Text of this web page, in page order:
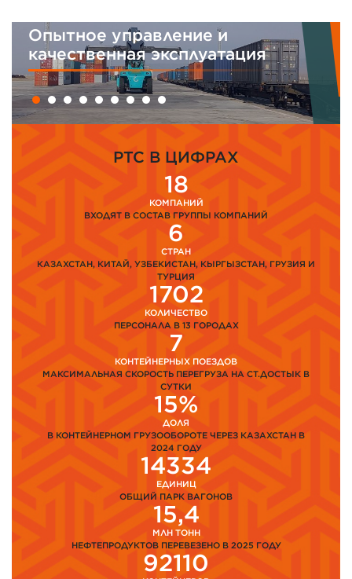
Опытное управление и
качественная эксплуатация
PTC В ЦИФРАХ
18
КОМПАНИЙ
ВХОДЯТ В СОСТАВ ГРУППЫ КОМПАНИЙ
6
СТРАН
КАЗАХСТАН, КИТАЙ, УЗБЕКИСТАН, КЫРГЫЗСТАН, ГРУЗИЯ И
ТУРЦИЯ
1702
КОЛИЧЕСТВО
ПЕРСОНАЛА В 13 ГОРОДАХ
7
КОНТЕЙНЕРНЫХ ПОЕЗДОВ
МАКСИМАЛЬНАЯ СКОРОСТЬ ПЕРЕГРУЗА НА СТ.ДОСТЫК В
СУТКИ
15%
ДОЛЯ
В КОНТЕЙНЕРНОМ ГРУЗООБОРОТЕ ЧЕРЕЗ КАЗАХСТАН В
2024 ГОДУ
14334
ЕДИНИЦ
ОБЩИЙ ПАРК ВАГОНОВ
15,4
МЛН ТОНН
НЕФТЕПРОДУКТОВ ПЕРЕВЕЗЕНО В 2025 ГОДУ
92110